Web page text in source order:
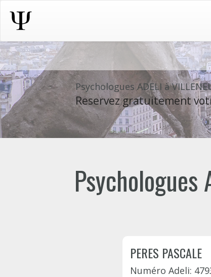
Psychologues ADELI à
Reservez gratuitement
Psychologues
PERES PASCALE
Numéro Adeli: